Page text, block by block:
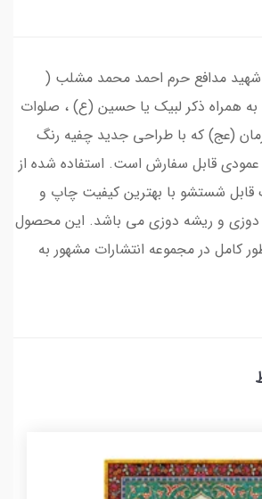
مدافع حرم احمد محمد مشلب (
به همراه ذکر لبیک یا حسین (ع) ، صلوات
(عج) که با طراحی جدید چفیه رنگ
قابل سفارش است. استفاده شده از
شستشو با بهترین کیفیت چاپ و
دوزی و ریشه دوزی می باشد. این محصول
کامل در مجموعه انتشارات مشهور به